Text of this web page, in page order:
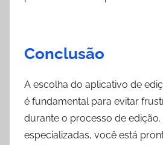
Conclusão
A escolha do aplicativo de
é fundamental para evitar
durante o processo de edição.
especializadas, você está